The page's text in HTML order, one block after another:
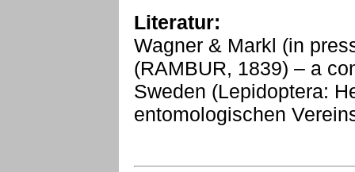
Literatur:
Wagner & Markl (in
(RAMBUR, 1839) – a
Sweden (Lepidoptera:
entomologischen